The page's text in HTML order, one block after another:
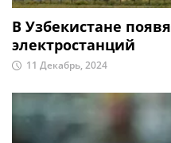
В Узбекистане
электростанций
11 Декабрь, 2024